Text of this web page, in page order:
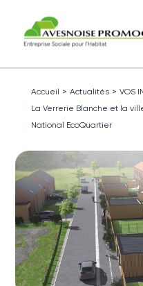
Accueil > Actualités > VOS
La Verrerie Blanche et la
National EcoQuartier